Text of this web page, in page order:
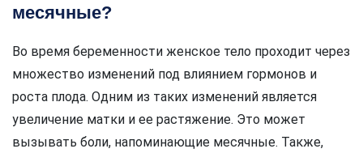
месячные?
Во время беременности женское тело проходит через
множество изменений под влиянием гормонов и
роста плода. Одним из таких изменений является
увеличение матки и ее растяжение. Это может
вызывать боли, напоминающие месячные. Также,